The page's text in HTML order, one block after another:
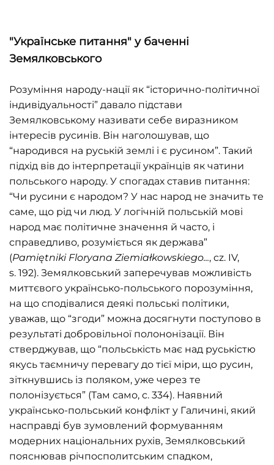
"Українське питання" у баченні
Земялковського
Розуміння народу-нації як “історично-політичної
індивідуальності” давало підстави
Земялковському називати себе виразником
інтересів русинів. Він наголошував, що
“народився на руській землі і є русином”. Такий
підхід вів до інтерпретації українців як чатини
польського народу. У спогадах ставив питання:
“Чи русини є народом? У нас народ не значить те
саме, що рід чи люд. У логічній польській мові
народ має політичне значення й часто, і
справедливо, розуміється як держава”
(Pamiętniki Floryana Ziemiałkowskiego..., cz. IV,
s. 192). Земялковський заперечував можливість
миттєвого українсько-польського порозуміння,
на що сподівалися деякі польські політики,
уважав, що “згоди” можна досягнути поступово в
результаті добровільної полононізації. Він
стверджував, що “польськість має над руськістю
якусь таємничу перевагу до тієї міри, що русин,
зіткнувшись із поляком, уже через те
полонізується” (Там само, с. 334). Наявний
українсько-польський конфлікт у Галичині, який
насправді був зумовлений формуванням
модерних національних рухів, Земялковський
пояснював річпосполитським спадком,